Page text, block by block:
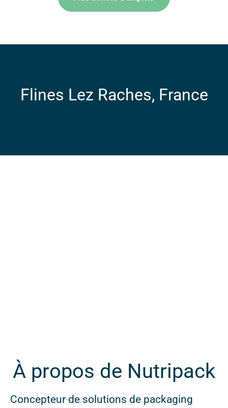
Flines Lez Raches, France
À propos de Nutripack
Concepteur de solutions de packaging